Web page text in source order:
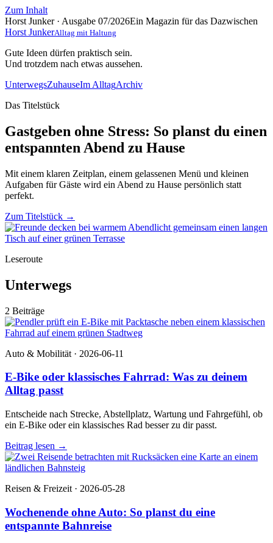
Zum Inhalt
Horst Junker · Ausgabe 07/2026Ein Magazin für das Dazwischen
Horst JunkerAlltag mit Haltung
Gute Ideen dürfen praktisch sein.
Und trotzdem nach etwas aussehen.
UnterwegsZuhauseIm AlltagArchiv
Das Titelstück
Gastgeben ohne Stress: So planst du einen
entspannten Abend zu Hause
Mit einem klaren Zeitplan, einem gelassenen Menü und kleinen
Aufgaben für Gäste wird ein Abend zu Hause persönlich statt
perfekt.
Zum Titelstück →
Leseroute
Unterwegs
2 Beiträge
Auto & Mobilität · 2026-06-11
E-Bike oder klassisches Fahrrad: Was zu deinem
Alltag passt
Entscheide nach Strecke, Abstellplatz, Wartung und Fahrgefühl, ob
ein E-Bike oder ein klassisches Rad besser zu dir passt.
Beitrag lesen →
Reisen & Freizeit · 2026-05-28
Wochenende ohne Auto: So planst du eine
entspannte Bahnreise